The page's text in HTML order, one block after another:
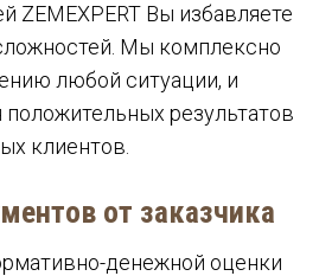
ZEMEXPERT Вы избавляете
Мы комплексно
любой ситуации, и
результатов
клиентов.
от заказчика
денежной оценки